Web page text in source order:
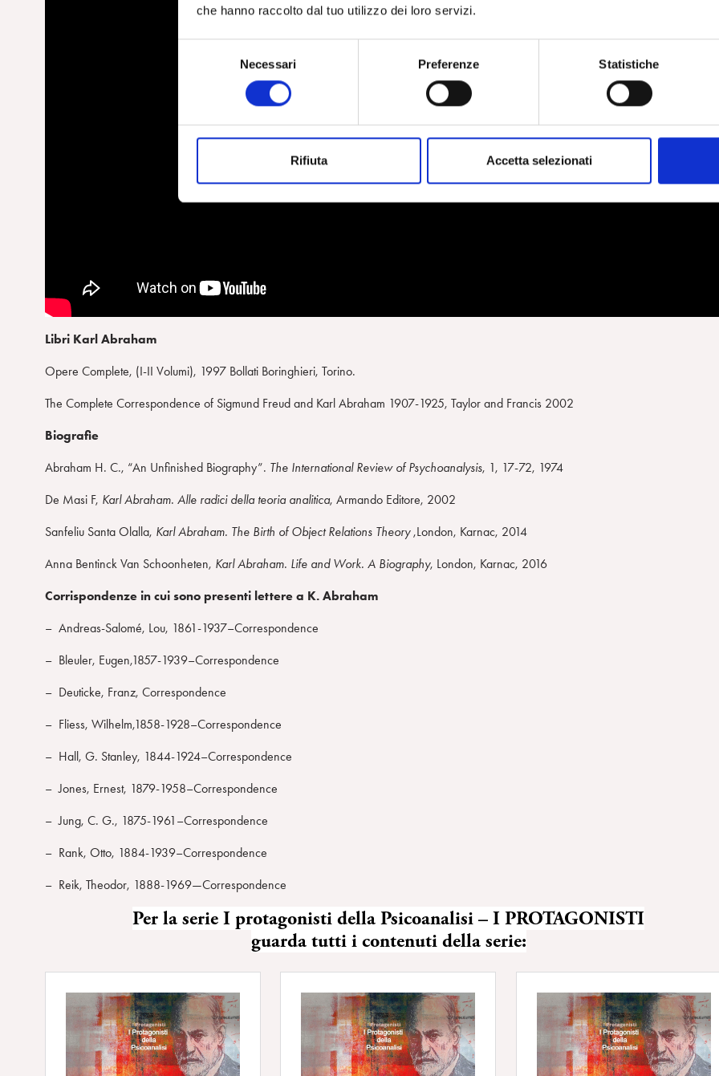
che hanno raccolto dal tuo utilizzo dei loro servizi.
z
e
n
n
Necessari Preferenze Statistiche
Rifiuta Accetta selezionati
Libri Karl Abraham
Opere Complete, (I-II Volumi), 1997 Bollati Boringhieri, Torino.
The Complete Correspondence of Sigmund Freud and Karl Abraham 1907-1925, Taylor and Francis 2002
Biografie
Abraham H. C., “An Unfinished Biography”. The International Review of Psychoanalysis, 1, 17-72, 1974
De Masi F, Karl Abraham. Alle radici della teoria analitica, Armando Editore, 2002
Sanfeliu Santa Olalla, Karl Abraham. The Birth of Object Relations Theory,London, Karnac, 2014
Anna Bentinck Van Schoonheten, Karl Abraham. Life and Work. A Biography, London, Karnac, 2016
Corrispondenze in cui sono presenti lettere a K. Abraham
– Andreas-Salomé, Lou, 1861-1937–Correspondence
– Bleuler, Eugen,1857-1939–Correspondence
– Deuticke, Franz, Correspondence
– Fliess, Wilhelm,1858-1928–Correspondence
– Hall, G. Stanley, 1844-1924–Correspondence
– Jones, Ernest, 1879-1958–Correspondence
– Jung, C. G., 1875-1961–Correspondence
– Rank, Otto, 1884-1939–Correspondence
– Reik, Theodor, 1888-1969—Correspondence
Per la serie I protagonisti della Psicoanalisi – I PROTAGONISTI
guarda tutti i contenuti della serie: